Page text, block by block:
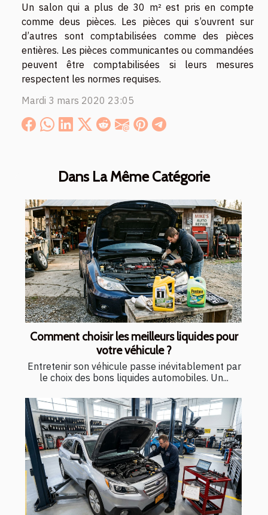
Dans La Même Catégorie
Comment choisir les meilleurs liquides pour
votre véhicule ?
Entretenir son véhicule passe inévitablement par
le choix des bons liquides automobiles. Un...
Un salon qui a plus de 30 m² est pris en compte
comme deus pièces. Les pièces qui s’ouvrent sur
d’autres sont comptabilisées comme des pièces
entières. Les pièces communicantes ou commandées
peuvent être comptabilisées si leurs mesures
respectent les normes requises.
Mardi 3 mars 2020 23:05